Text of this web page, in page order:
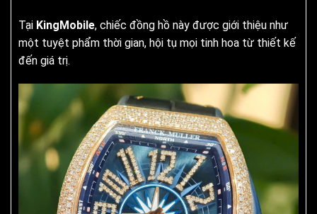
Tại KingMobile, chiếc đồng hồ này được giới thiệu như
một tuyệt phẩm thời gian, hội tụ mọi tinh hoa từ thiết kế
đến giá trị.